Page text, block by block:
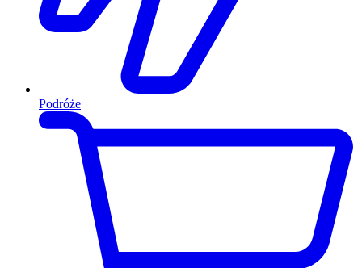
Podróże